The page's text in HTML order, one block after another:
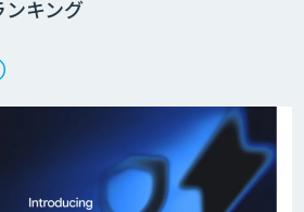
2.0
ンキング